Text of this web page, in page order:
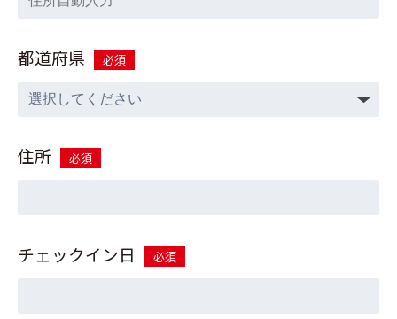
都道府県 必須
住所 必須
チェックイン日 必須